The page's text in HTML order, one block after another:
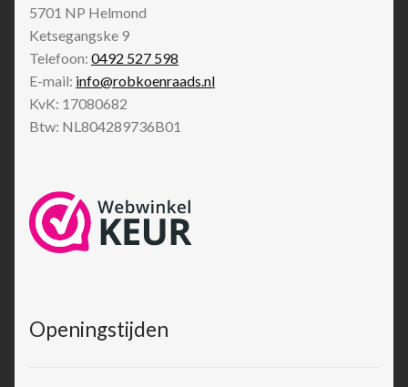
5701 NP Helmond
Ketsegangske 9
Telefoon: 0492 527 598
E-mail: info@robkoenraads.nl
KvK: 17080682
Btw: NL804289736B01
Openingstijden